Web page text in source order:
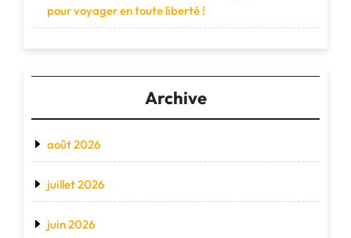
pour voyager en toute liberté !
Archive
août 2026
juillet 2026
juin 2026